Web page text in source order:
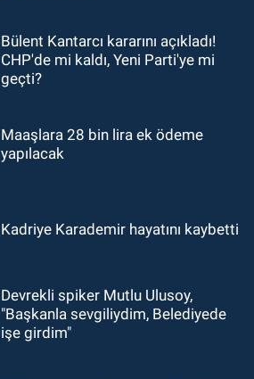
GÜNDEM
22:12Kaza anı kamerada: İşçi
servisi ile otomobil çarpıştı: Çok
Bülent Kantarcı kararını açıkladı!
CHP'de mi kaldı, Yeni Parti'ye mi
geçti?
Maaşlara 28 bin lira ek ödeme
yapılacak
Kadriye Karademir hayatını kaybetti
Devrekli spiker Mutlu Ulusoy,
"Başkanla sevgiliydim, Belediyede
işe girdim"